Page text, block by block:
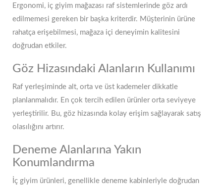
Ergonomi, iç giyim mağazası raf sistemlerinde göz ardı
edilmemesi gereken bir başka kriterdir. Müşterinin ürüne
rahatça erişebilmesi, mağaza içi deneyimin kalitesini
doğrudan etkiler.
Göz Hizasındaki Alanların Kullanımı
Raf yerleşiminde alt, orta ve üst kademeler dikkatle
planlanmalıdır. En çok tercih edilen ürünler orta seviyeye
yerleştirilir. Bu, göz hizasında kolay erişim sağlayarak satış
olasılığını artırır.
Deneme Alanlarına Yakın
Konumlandırma
İç giyim ürünleri, genellikle deneme kabinleriyle doğrudan